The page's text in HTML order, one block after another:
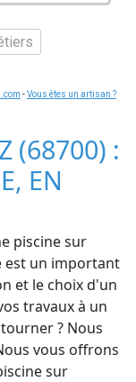
-Vous êtes un artisan ?
(68700) :
EN
piscine sur
est un important
et le choix d'un
travaux à un
? Nous
vous offrons
sur